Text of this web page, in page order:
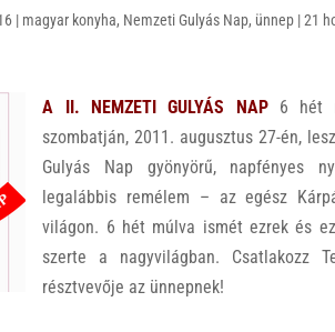
| magyar konyha, Nemzeti Gulyás Nap, ünnep |21
A II. NEMZETI GULYÁS NAP 6 hét
szombatján, 2011. augusztus 27-én,
Gulyás Nap gyönyörű, napfényes
legalábbis remélem – az egész
világon. 6 hét múlva ismét ezrek és
szerte a nagyvilágban. Csatlakozz
résztvevője az ünnepnek!